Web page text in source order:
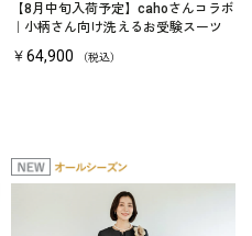
【8月中旬入荷予定】cahoさんコラボ
｜小柄さん向け洗えるお受験スーツ
￥64,900 （税込）